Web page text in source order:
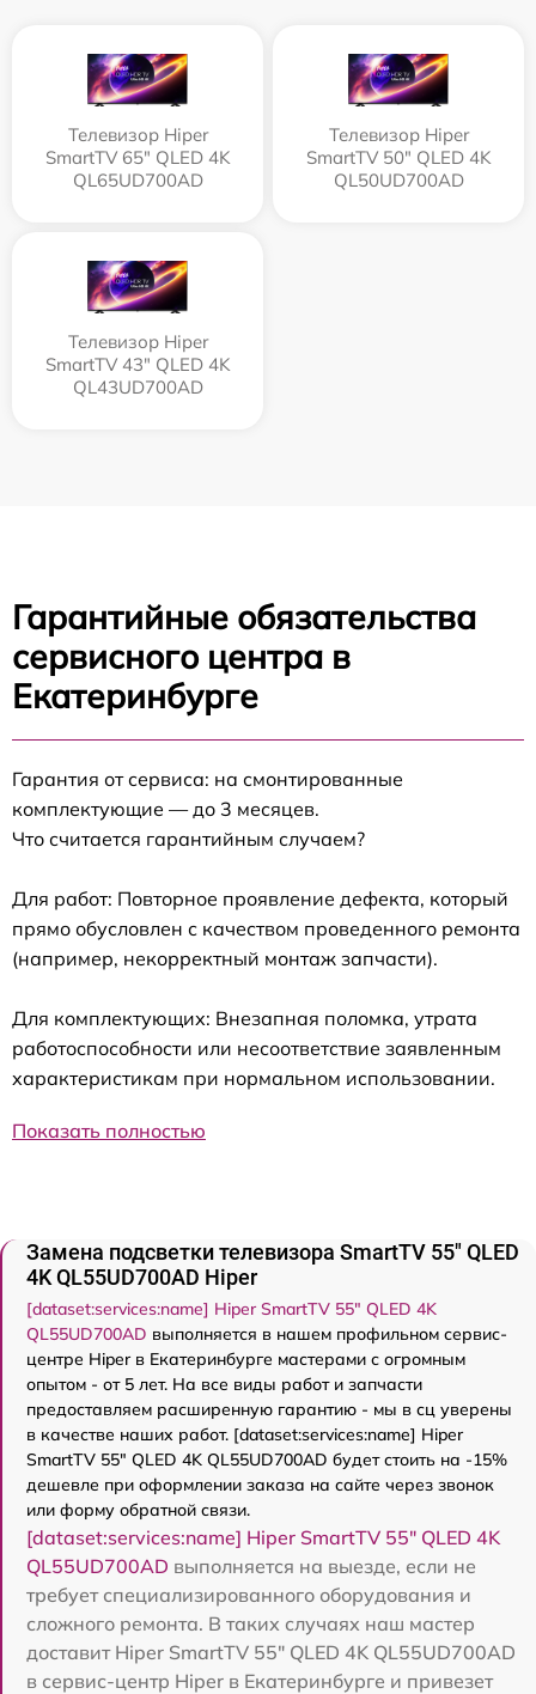
Телевизор Hiper
SmartTV 65" QLED 4K
QL65UD700AD
Телевизор Hiper
SmartTV 50" QLED 4K
QL50UD700AD
Телевизор Hiper
SmartTV 43" QLED 4K
QL43UD700AD
Гарантийные обязательства
сервисного центра в
Екатеринбурге
Гарантия от сервиса: на смонтированные
комплектующие — до 3 месяцев.
Что считается гарантийным случаем?
Для работ: Повторное проявление дефекта, который
прямо обусловлен с качеством проведенного ремонта
(например, некорректный монтаж запчасти).
Для комплектующих: Внезапная поломка, утрата
работоспособности или несоответствие заявленным
характеристикам при нормальном использовании.
Показать полностью
Замена подсветки телевизора SmartTV 55" QLED
4K QL55UD700AD Hiper
[dataset:services:name] Hiper SmartTV 55" QLED 4K
QL55UD700AD выполняется в нашем профильном сервис-
центре Hiper в Екатеринбурге мастерами с огромным
опытом - от 5 лет. На все виды работ и запчасти
предоставляем расширенную гарантию - мы в сц уверены
в качестве наших работ. [dataset:services:name] Hiper
SmartTV 55" QLED 4K QL55UD700AD будет стоить на -15%
дешевле при оформлении заказа на сайте через звонок
или форму обратной связи.
[dataset:services:name] Hiper SmartTV 55" QLED 4K
QL55UD700AD выполняется на выезде, если не
требует специализированного оборудования и
сложного ремонта. В таких случаях наш мастер
доставит Hiper SmartTV 55" QLED 4K QL55UD700AD
в сервис-центр Hiper в Екатеринбурге и привезет